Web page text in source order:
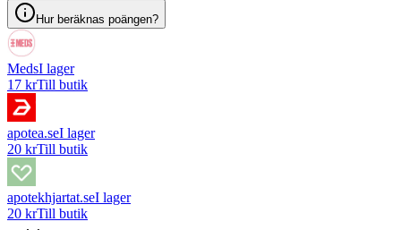
Hur beräknas poängen?
MedsI lager
17 krTill butik
apotea.seI lager
20 krTill butik
apotekhjartat.seI lager
20 krTill butik